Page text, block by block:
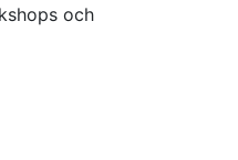
och